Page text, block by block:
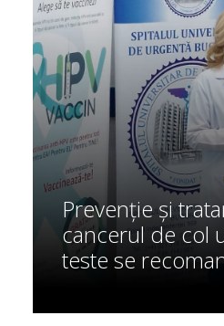
Prevenție și
cancerul de col
teste se